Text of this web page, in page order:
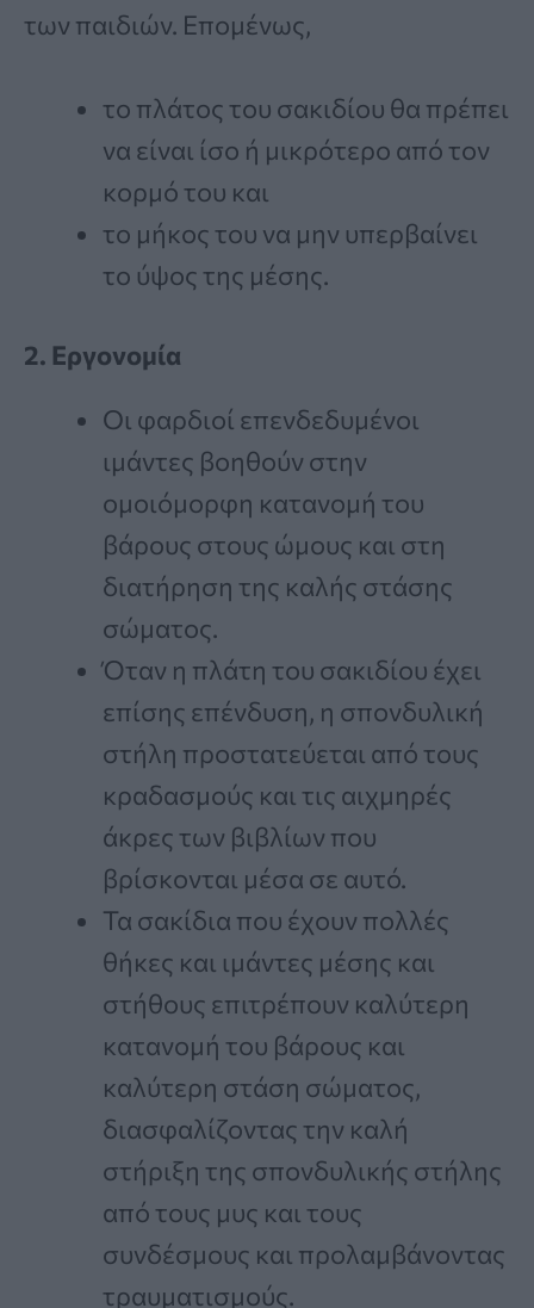
των παιδιών. Επομένως,
το πλάτος του σακιδίου θα πρέπει
να είναι ίσο ή μικρότερο από τον
κορμό του και
το μήκος του να μην υπερβαίνει
το ύψος της μέσης.
2. Εργονομία
Οι φαρδιοί επενδεδυμένοι
ιμάντες βοηθούν στην
ομοιόμορφη κατανομή του
βάρους στους ώμους και στη
διατήρηση της καλής στάσης
σώματος.
Όταν η πλάτη του σακιδίου έχει
επίσης επένδυση, η σπονδυλική
στήλη προστατεύεται από τους
κραδασμούς και τις αιχμηρές
άκρες των βιβλίων που
βρίσκονται μέσα σε αυτό.
Τα σακίδια που έχουν πολλές
θήκες και ιμάντες μέσης και
στήθους επιτρέπουν καλύτερη
κατανομή του βάρους και
καλύτερη στάση σώματος,
διασφαλίζοντας την καλή
στήριξη της σπονδυλικής στήλης
από τους μυς και τους
συνδέσμους και προλαμβάνοντας
τραυματισμούς.